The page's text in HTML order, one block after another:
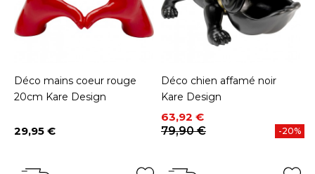
Déco mains coeur rouge
20cm Kare Design
Prix
29,95 €
Déco chien affamé noir
Kare Design
Prix
63,92 €
Prix de base
79,90 €
-20%